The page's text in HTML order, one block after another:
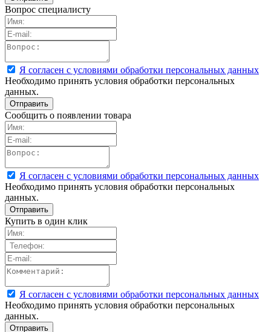
Вопрос специалисту
Я согласен с условиями обработки персональных данных
Необходимо принять условия обработки персональных
данных.
Сообщить о появлении товара
Я согласен с условиями обработки персональных данных
Необходимо принять условия обработки персональных
данных.
Купить в один клик
Я согласен с условиями обработки персональных данных
Необходимо принять условия обработки персональных
данных.